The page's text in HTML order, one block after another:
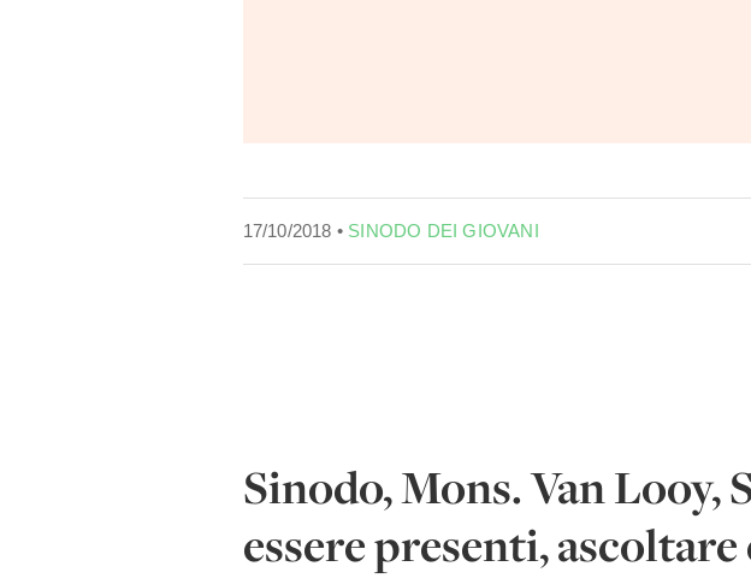
17/10/2018 • SINODO DEI GIOVANI
Sinodo, Mons. Van Looy,
essere presenti,